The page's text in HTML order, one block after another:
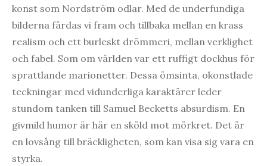
konst som Nordström odlar. Med de underfundiga
bilderna färdas vi fram och tillbaka mellan en krass
realism och ett burleskt drömmeri, mellan verklighet
och fabel. Som om världen var ett ruffigt dockhus för
sprattlande marionetter. Dessa ömsinta, okonstlade
teckningar med vidunderliga karaktärer leder
stundom tanken till Samuel Becketts absurdism. En
givmild humor är här en sköld mot mörkret. Det är
en lovsång till bräckligheten, som kan visa sig vara en
styrka.